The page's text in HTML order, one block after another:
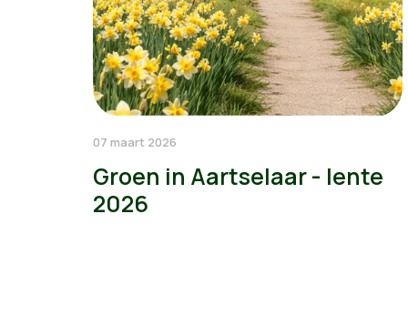
07 maart 2026
Groen in Aartselaar - lente
2026